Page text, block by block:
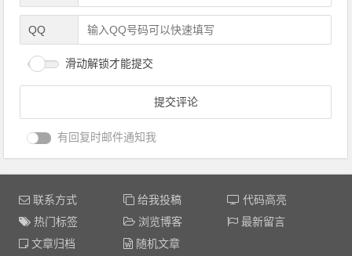
QQ
滑动解锁才能提交
有回复时邮件通知我
联系方式 给我投稿
代码高亮
热门标签
浏览博客
最新留言
文章归档
随机文章